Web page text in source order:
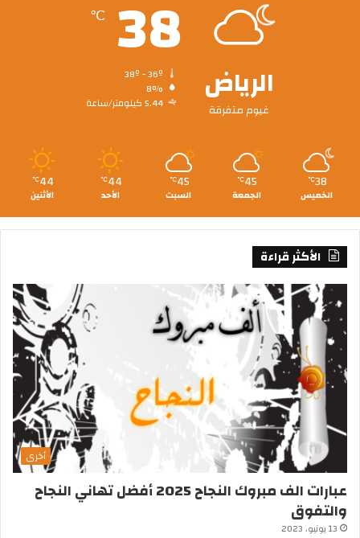
الرياض
غيوم متفرقة
38
℃
8%
5.44 كيلومتر/ساعة
38
℃
الخميس
45
℃
الجمعة
45
℃
السبت
44
℃
الأحد
44
℃
الأثنين
الأكثر قراءة
أخرى
عبارات الف مبروك النجاح 2025 أفضل تهاني النجاح
والتفوق
13 يونيو، 2023